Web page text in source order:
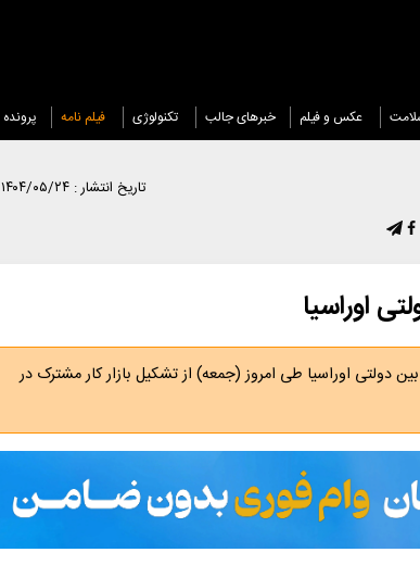
عکس و فیلم خبرهای جالب تکنولوژی فیلم نامه پرونده
تاریخ انتشار : ۱۴۰۴/۰۵/۲۴ ۱۵:۳۱:۲۸
اوراسیا طی امروز (جمعه) از تشکیل بازار کار مشترک در